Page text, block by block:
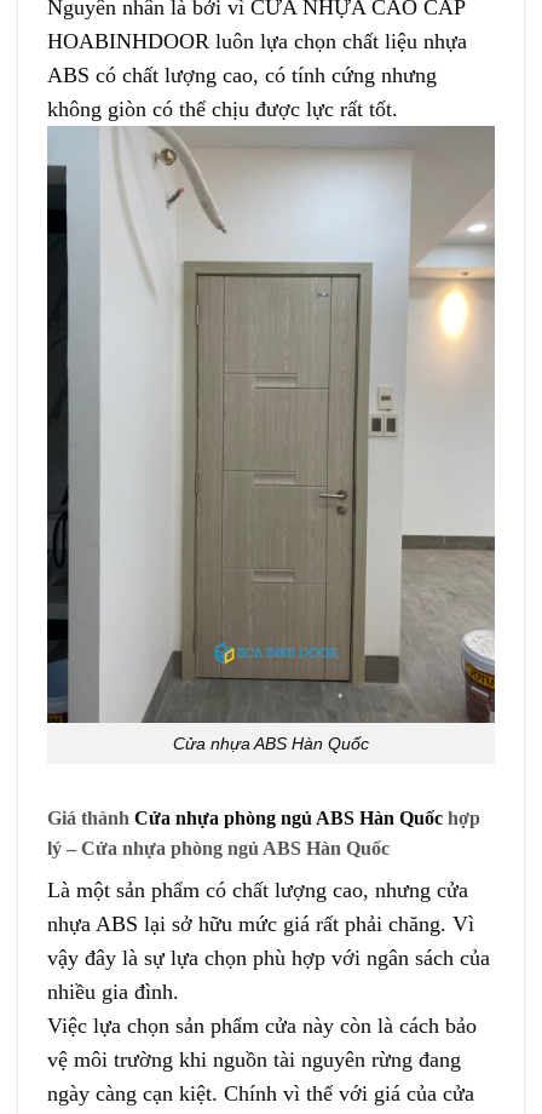
Nguyên nhân là bởi vì CỬA NHỰA CAO CẤP
HOABINHDOOR luôn lựa chọn chất liệu nhựa
ABS có chất lượng cao, có tính cứng nhưng
không giòn có thể chịu được lực rất tốt.
Cửa nhựa ABS Hàn Quốc
Giá thành Cửa nhựa phòng ngủ ABS Hàn Quốc hợp
lý – Cửa nhựa phòng ngủ ABS Hàn Quốc
Là một sản phẩm có chất lượng cao, nhưng cửa
nhựa ABS lại sở hữu mức giá rất phải chăng. Vì
vậy đây là sự lựa chọn phù hợp với ngân sách của
nhiều gia đình.
Việc lựa chọn sản phẩm cửa này còn là cách bảo
vệ môi trường khi nguồn tài nguyên rừng đang
ngày càng cạn kiệt. Chính vì thế với giá của cửa